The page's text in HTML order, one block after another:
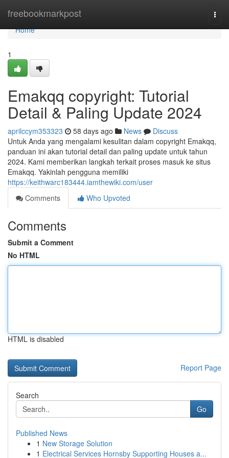
freebookmarkpost
Home
Home
1
Emakqq copyright: Tutorial
Detail & Paling Update 2024
aprilccym353323 58 days ago News
Discuss
Untuk Anda yang mengalami kesulitan dalam copyright Emakqq,
panduan ini akan tutorial detail dan paling update untuk tahun
2024. Kami memberikan langkah terkait proses masuk ke situs
Emakqq. Yakinlah pengguna memiliki
https://keithwarc183444.iamthewiki.com/user
Comments
Who Upvoted
Comments
Submit a Comment
No HTML
HTML is disabled
Report Page
Search
Go
Published News
1 New Storage Solution
1 Electrical Services Hornsby Supporting Houses a...